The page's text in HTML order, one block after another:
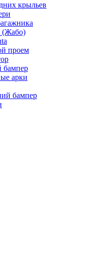
крыльев
(Жабо)
проем
бампер
арки
бампер